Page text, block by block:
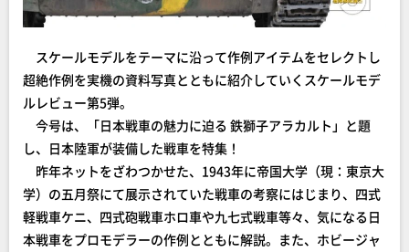
スケールモデルをテーマに沿って作例アイテムをセレクトし
超絶作例を実機の資料写真とともに紹介していくスケールモデ
ルレビュー第5弾。
今号は、「日本戦車の魅力に迫る 鉄獅子アラカルト」と題
し、日本陸軍が装備した戦車を特集！
昨年ネットをざわつかせた、1943年に帝国大学（現：東京大
学）の五月祭にて展示されていた戦車の考察にはじまり、四式
軽戦車ケニ、四式砲戦車ホロ車や九七式戦車等々、気になる日
本戦車をプロモデラーの作例とともに解説。また、ホビージャ